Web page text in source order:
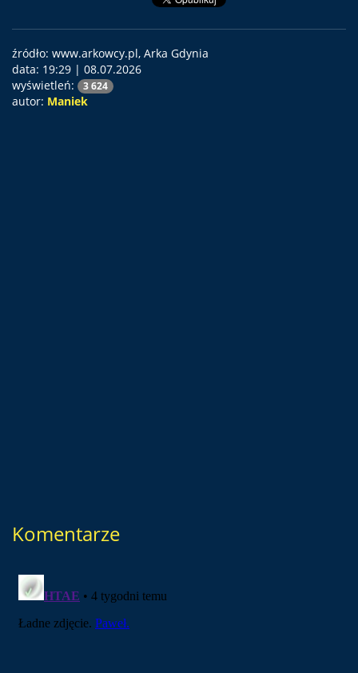
źródło: www.arkowcy.pl, Arka Gdynia
data: 19:29 | 08.07.2026
wyświetleń:
3 624
autor: Maniek
Komentarze